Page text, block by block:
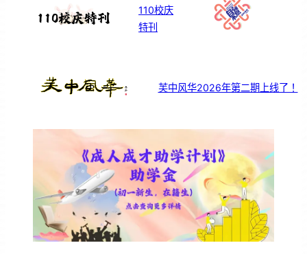
110校庆
特刊
芙中风华2026年第二期上线了！